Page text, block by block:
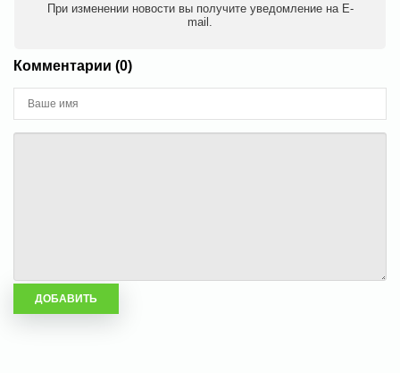
При изменении новости вы получите уведомление на E-
mail.
Комментарии (0)